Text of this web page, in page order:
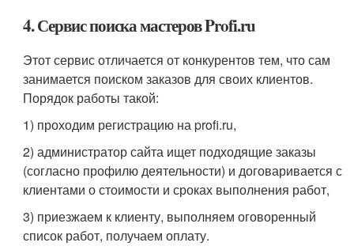
4. Сервис поиска мастеров Profi.ru
Этот сервис отличается от конкурентов тем, что сам
занимается поиском заказов для своих клиентов.
Порядок работы такой:
1) проходим регистрацию на profi.ru,
2) администратор сайта ищет подходящие заказы
(согласно профилю деятельности) и договаривается с
клиентами о стоимости и сроках выполнения работ,
3) приезжаем к клиенту, выполняем оговоренный
список работ, получаем оплату.